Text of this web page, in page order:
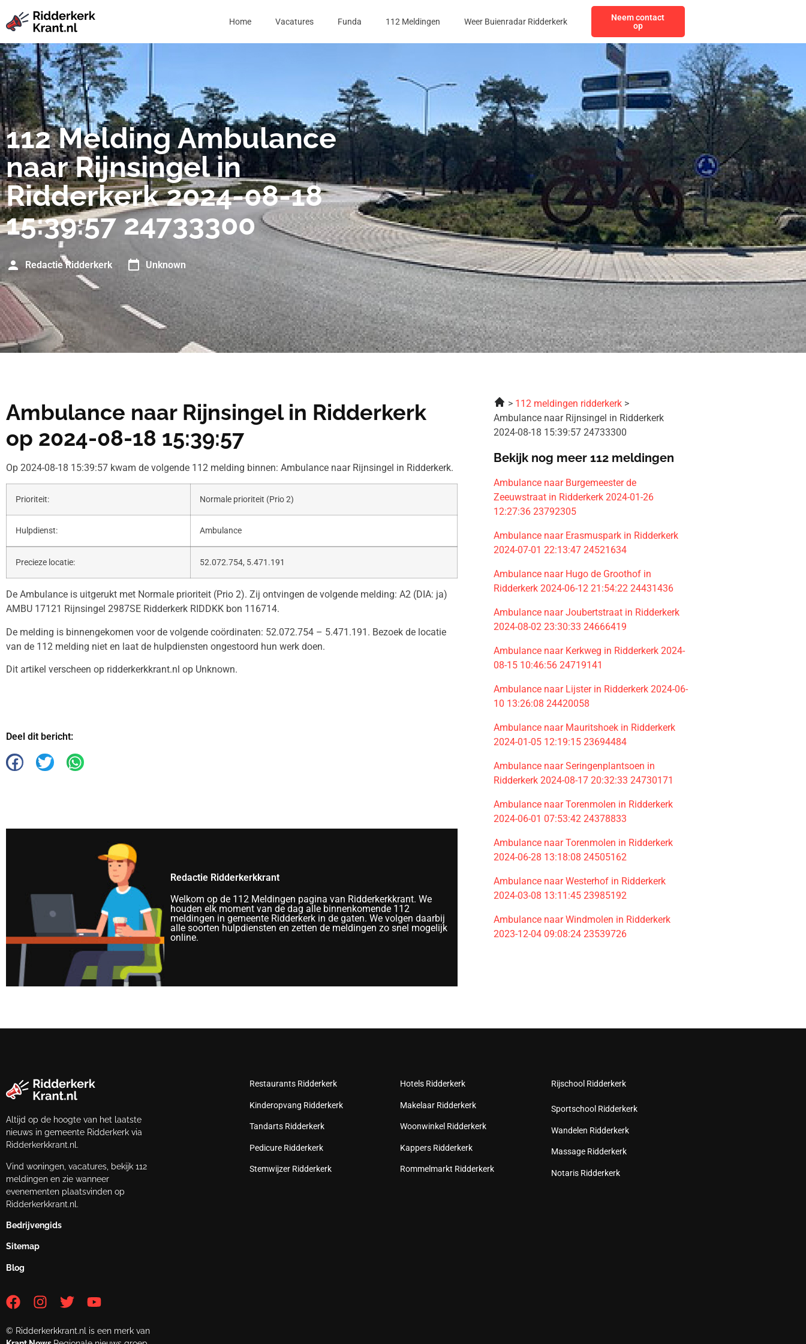
Home Vacatures Funda 112 Meldingen Weer Buienradar Ridderkerk
Neem contact
op
112 Melding Ambulance
naar Rijnsingel in
Ridderkerk 2024-08-18
15:39:57 24733300
Redactie Ridderkerk Unknown
Ambulance naar Rijnsingel in Ridderkerk
op 2024-08-18 15:39:57
Op 2024-08-18 15:39:57 kwam de volgende 112 melding binnen: Ambulance naar Rijnsingel in Ridderkerk.
Prioriteit: Normale prioriteit (Prio 2)
Hulpdienst: Ambulance
Precieze locatie: 52.072.754, 5.471.191
De Ambulance is uitgerukt met Normale prioriteit (Prio 2). Zij ontvingen de volgende melding: A2 (DIA: ja)
AMBU 17121 Rijnsingel 2987SE Ridderkerk RIDDKK bon 116714.
De melding is binnengekomen voor de volgende coördinaten: 52.072.754 – 5.471.191. Bezoek de locatie
van de 112 melding niet en laat de hulpdiensten ongestoord hun werk doen.
Dit artikel verscheen op ridderkerkkrant.nl op Unknown.
Deel dit bericht:
Redactie Ridderkerkkrant
Welkom op de 112 Meldingen pagina van Ridderkerkkrant. We
houden elk moment van de dag alle binnenkomende 112
meldingen in gemeente Ridderkerk in de gaten. We volgen daarbij
alle soorten hulpdiensten en zetten de meldingen zo snel mogelijk
online.
112 meldingen ridderkerk
Ambulance naar Rijnsingel in Ridderkerk
2024-08-18 15:39:57 24733300
Bekijk nog meer 112 meldingen
Ambulance naar Burgemeester de
Zeeuwstraat in Ridderkerk 2024-01-26
12:27:36 23792305
Ambulance naar Erasmuspark in Ridderkerk
2024-07-01 22:13:47 24521634
Ambulance naar Hugo de Groothof in
Ridderkerk 2024-06-12 21:54:22 24431436
Ambulance naar Joubertstraat in Ridderkerk
2024-08-02 23:30:33 24666419
Ambulance naar Kerkweg in Ridderkerk 2024-
08-15 10:46:56 24719141
Ambulance naar Lijster in Ridderkerk 2024-06-
10 13:26:08 24420058
Ambulance naar Mauritshoek in Ridderkerk
2024-01-05 12:19:15 23694484
Ambulance naar Seringenplantsoen in
Ridderkerk 2024-08-17 20:32:33 24730171
Ambulance naar Torenmolen in Ridderkerk
2024-06-01 07:53:42 24378833
Ambulance naar Torenmolen in Ridderkerk
2024-06-28 13:18:08 24505162
Ambulance naar Westerhof in Ridderkerk
2024-03-08 13:11:45 23985192
Ambulance naar Windmolen in Ridderkerk
2023-12-04 09:08:24 23539726
Altijd op de hoogte van het laatste
nieuws in gemeente Ridderkerk via
Ridderkerkkrant.nl.
Vind woningen, vacatures, bekijk 112
meldingen en zie wanneer
evenementen plaatsvinden op
Ridderkerkkrant.nl.
Bedrijvengids
Sitemap
Blog
© Ridderkerkkrant.nl is een merk van
Restaurants Ridderkerk
Kinderopvang Ridderkerk
Tandarts Ridderkerk
Pedicure Ridderkerk
Stemwijzer Ridderkerk
Hotels Ridderkerk
Makelaar Ridderkerk
Woonwinkel Ridderkerk
Kappers Ridderkerk
Rommelmarkt Ridderkerk
Rijschool Ridderkerk
Sportschool Ridderkerk
Wandelen Ridderkerk
Massage Ridderkerk
Notaris Ridderkerk